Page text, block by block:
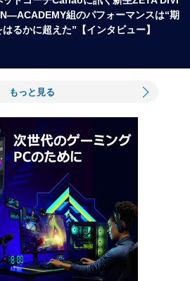
組のパフォーマンスは“期
はるかに超えた”【インタビュー】
もっと見る